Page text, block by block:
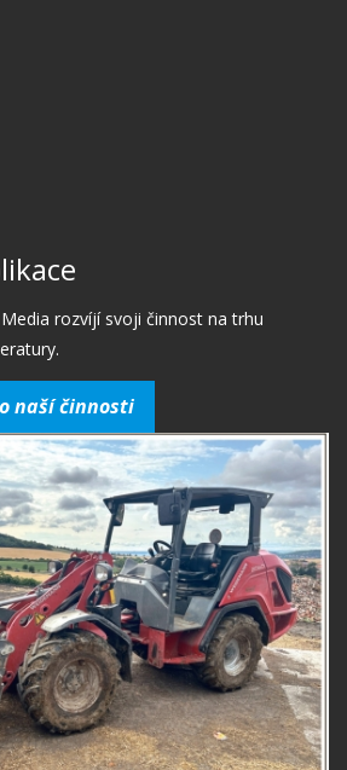
rozvíjí svoji činnost na trhu
naší činnosti